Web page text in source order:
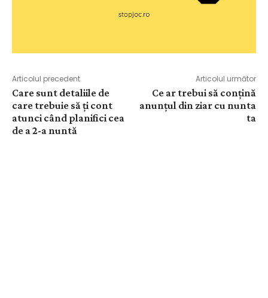
Articolul precedent
Care sunt detaliile de
care trebuie să ți cont
atunci când planifici cea
de a 2-a nuntă
Articolul următor
Ce ar trebui să conțină
anunțul din ziar cu nunta
ta